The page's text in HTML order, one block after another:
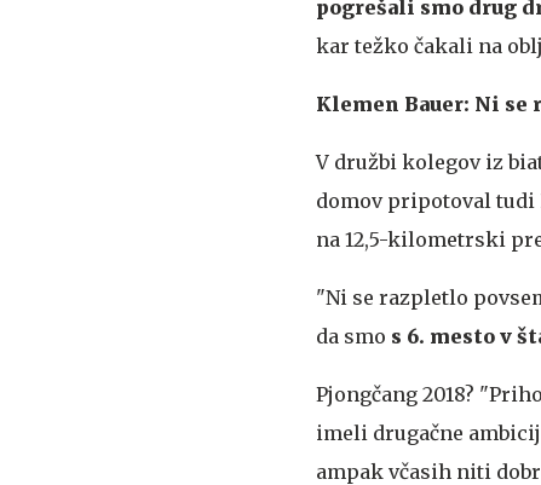
pogrešali smo drug
kar težko čakali na
Klemen Bauer: Ni
V družbi kolegov iz
domov pripotoval tudi
na 12,5-kilometrski
"Ni se razpletlo
da smo s 6. mesto v
Pjongčang 2018?
imeli drugačne
ampak včasih niti